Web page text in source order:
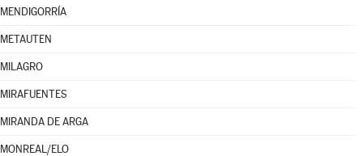
MENDIGORRÍA
METAUTEN
MILAGRO
MIRAFUENTES
MIRANDA DE ARGA
MONREAL/ELO